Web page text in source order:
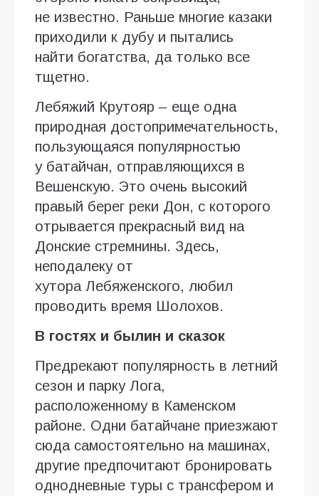
не известно. Раньше многие казаки
приходили к дубу и пытались
найти богатства, да только все
тщетно.
Лебяжий Крутояр – еще одна
природная достопримечательность,
пользующаяся популярностью
у батайчан, отправляющихся в
Вешенскую. Это очень высокий
правый берег реки Дон, с которого
отрывается прекрасный вид на
Донские стремнины. Здесь,
неподалеку от
хутора Лебяженского, любил
проводить время Шолохов.
В гостях и былин и сказок
Предрекают популярность в летний
сезон и парку Лога,
расположенному в Каменском
районе. Одни батайчане приезжают
сюда самостоятельно на машинах,
другие предпочитают бронировать
однодневные туры с трансфером и